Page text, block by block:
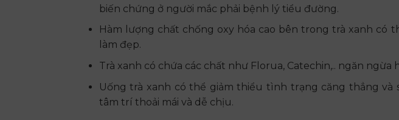
biến chứng ở người mắc phải bệnh lý tiểu đường.
Hàm lượng chất chống oxy hóa cao bên trong trà xanh có
làm đẹp.
Trà xanh có chứa các chất như Florua, Catechin,.. ngăn ngừa
Uống trà xanh có thể giảm thiểu tình trạng căng thẳng và
tâm trí thoải mái và dễ chịu.